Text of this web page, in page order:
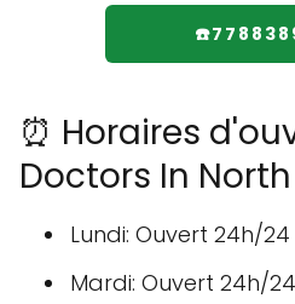
⏰ Horaires
Doctors In
Lundi: Ouvert 24h/24
Mardi: Ouvert 24h/24